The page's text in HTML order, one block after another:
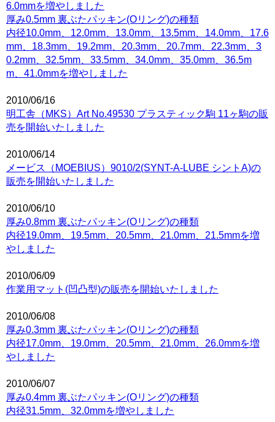
6.0mmを増やしました
厚み0.5mm 裏ぶたパッキン(Oリング)の種類
内径10.0mm、12.0mm、13.0mm、13.5mm、14.0mm、17.6
mm、18.3mm、19.2mm、20.3mm、20.7mm、22.3mm、3
0.2mm、32.5mm、33.5mm、34.0mm、35.0mm、36.5m
m、41.0mmを増やしました
2010/06/16
明工舎（MKS）Art No.49530 プラスティック駒 11ヶ駒の販
売を開始いたしました
2010/06/14
メービス（MOEBIUS）9010/2(SYNT-A-LUBE シントA)の
販売を開始いたしました
2010/06/10
厚み0.8mm 裏ぶたパッキン(Oリング)の種類
内径19.0mm、19.5mm、20.5mm、21.0mm、21.5mmを増
やしました
2010/06/09
作業用マット(凹凸型)の販売を開始いたしました
2010/06/08
厚み0.3mm 裏ぶたパッキン(Oリング)の種類
内径17.0mm、19.0mm、20.5mm、21.0mm、26.0mmを増
やしました
2010/06/07
厚み0.4mm 裏ぶたパッキン(Oリング)の種類
内径31.5mm、32.0mmを増やしました